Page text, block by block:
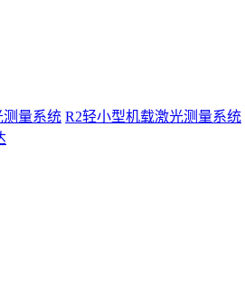
测量系统 R2轻小型机载激光测量系统